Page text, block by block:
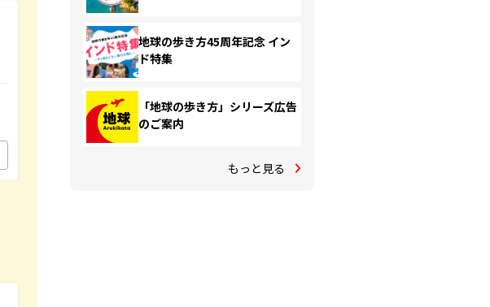
地球の歩き方45周年記念 イン
ド特集
「地球の歩き方」シリーズ広告
のご案内
もっと見る